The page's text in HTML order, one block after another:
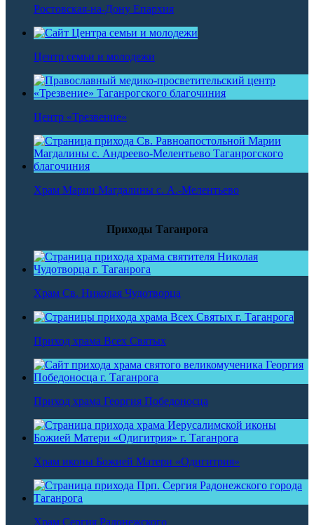
Ростовская-на-Дону Епархия
Центр семьи и молодежи
Центр «Трезвение»
Храм Марии Магдалины с. А.-Мелентьево
Приходы Таганрога
Храм Св. Николая Чудотворца
Приход храма Всех Святых
Приход храма Георгия Победоносца
Храм иконы Божией Матери «Одигитрия»
Храм Сергия Радонежского